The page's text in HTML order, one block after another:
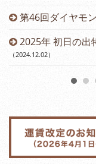
第46回ダイヤモ
2025年 初日の出
（2024.12.02）